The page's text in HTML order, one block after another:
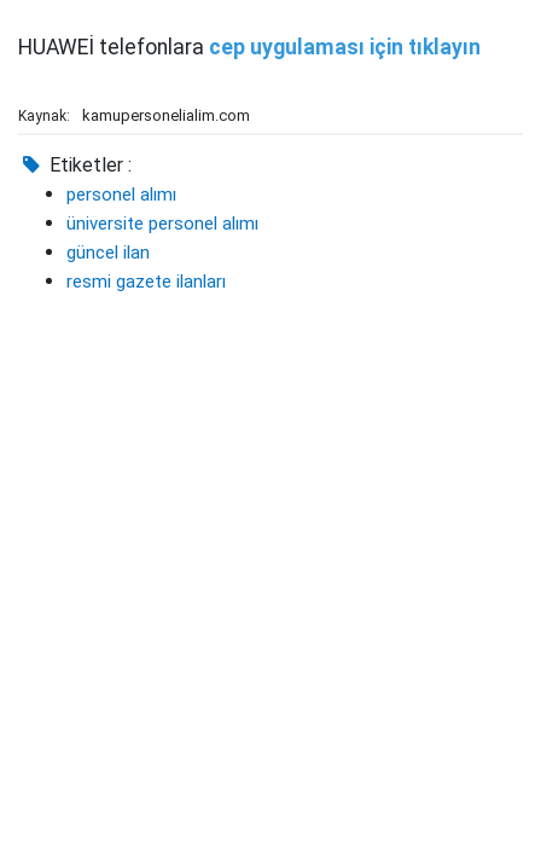
HUAWEİ telefonlara cep uygulaması için tıklayın
Kaynak: kamupersonelialim.com
Etiketler :
personel alımı
üniversite personel alımı
güncel ilan
resmi gazete ilanları